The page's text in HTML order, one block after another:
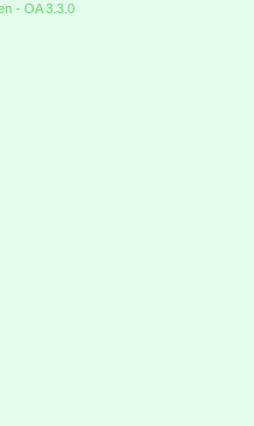
- OA 3.3.0